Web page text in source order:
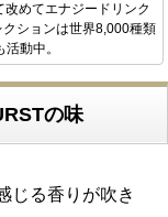
めてエナジードリンク
ションは世界8,000種類
動中。
の味
じる香りが吹き